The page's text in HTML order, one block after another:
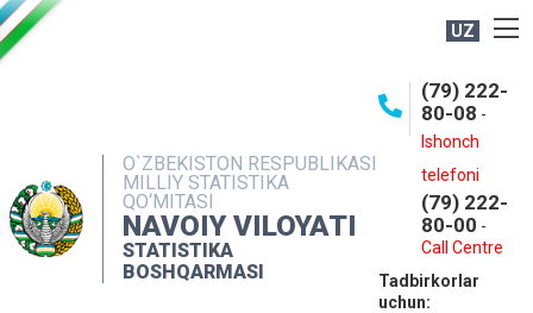
UZ
O`ZBEKISTON RESPUBLIKASI
MILLIY STATISTIKA
QO‘MITASI
NAVOIY VILOYATI
STATISTIKA
BOSHQARMASI
(79) 222-
80-08 -
Ishonch
telefoni
(79) 222-
80-00 -
Call Centre
Tadbirkorlar
uchun:
OCHIQ MA'LUMOTLAR
INTERAKTIV XIZMATLAR
MUROJAATLAR